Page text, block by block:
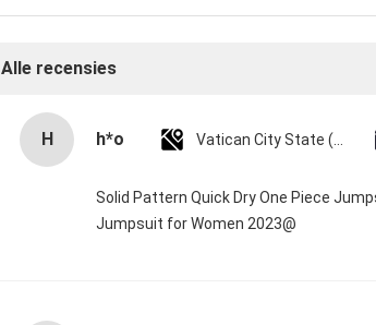
Alle recensies
H h*o
Solid Pattern Quick Dry One Piece
Jumpsuit for Women 2023@